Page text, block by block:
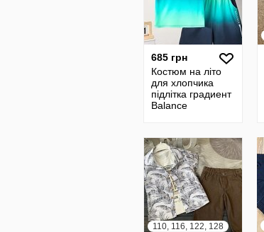
685 грн
Костюм на літо
для хлопчика
підлітка градиент
Balance
110, 116, 122, 128